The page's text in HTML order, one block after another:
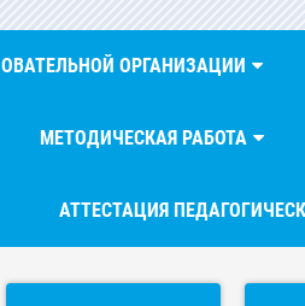
ОРГАНИЗАЦИИ
МЕТОДИЧЕСКАЯ РАБОТА
АТТЕСТАЦИЯ